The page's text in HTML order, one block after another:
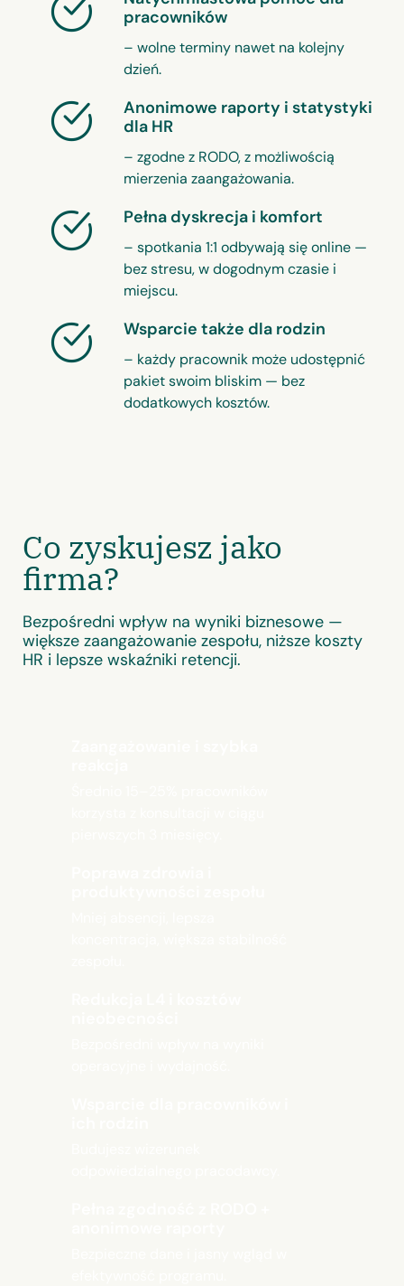
pracowników
– wolne terminy nawet na kolejny
dzień.
Anonimowe raporty i statystyki
dla HR
– zgodne z RODO, z możliwością
mierzenia zaangażowania.
Pełna dyskrecja i komfort
– spotkania 1:1 odbywają się online —
bez stresu, w dogodnym czasie i
miejscu.
Wsparcie także dla rodzin
– każdy pracownik może udostępnić
pakiet swoim bliskim — bez
dodatkowych kosztów.
Co zyskujesz jako
firma?
Bezpośredni wpływ na wyniki biznesowe —
większe zaangażowanie zespołu, niższe koszty
HR i lepsze wskaźniki retencji.